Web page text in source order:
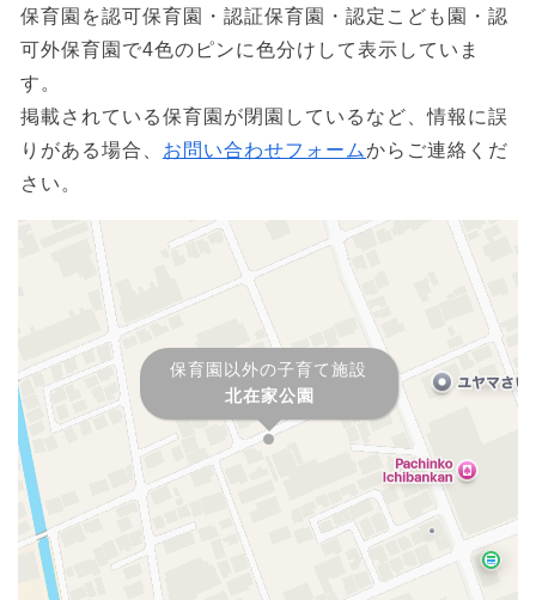
保育園を認可保育園・認証保育園・認定こども園・認
可外保育園で4色のピンに色分けして表示していま
す。
掲載されている保育園が閉園しているなど、情報に誤
りがある場合、 お問い合わせフォームからご連絡くだ
さい。
保育園以外の子育て施設
北在家公園